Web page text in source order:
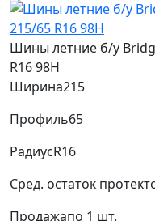
Шины летние б/у
R16 98H
Ширина215
Профиль65
РадиусR16
Сред. остаток
Продажапо 1 шт.